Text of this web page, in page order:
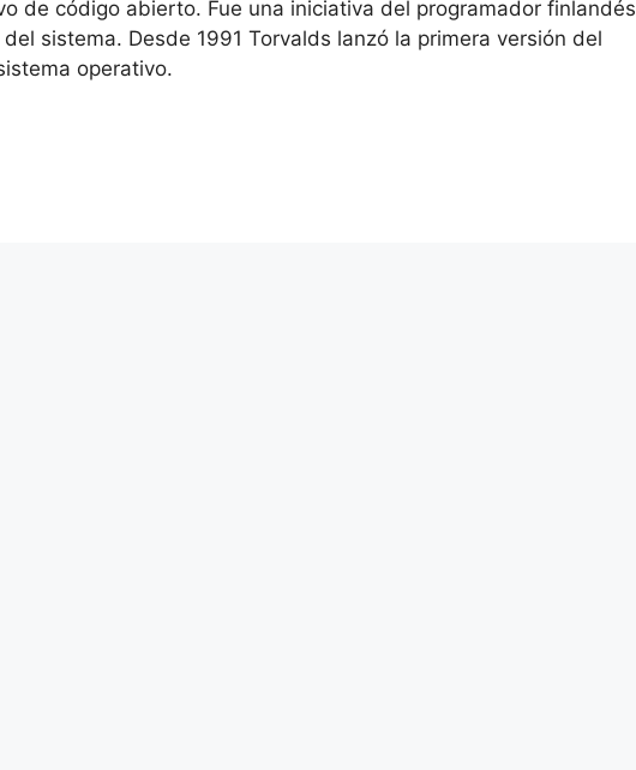
r
s
e
l
s p
de código abierto. Fue una iniciativa del programador finlandés
sistema. Desde 1991 Torvalds lanzó la primera versión del
operativo.